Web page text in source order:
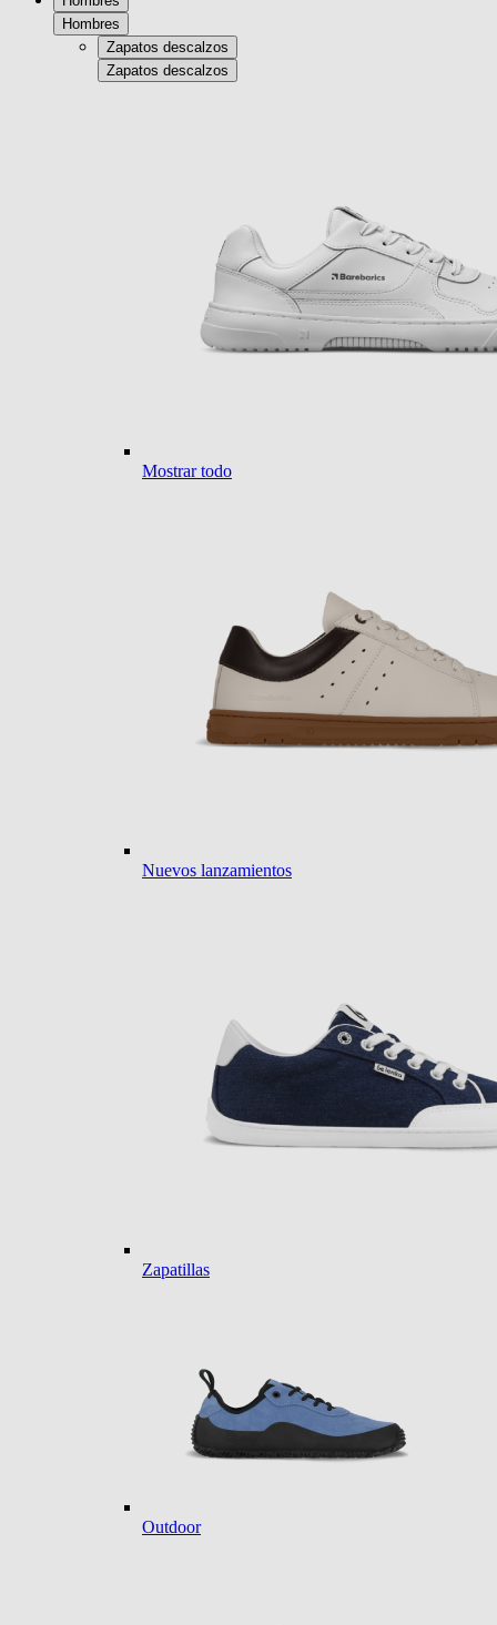
Hombres
Zapatos descalzos
Zapatos descalzos
Mostrar todo
Nuevos lanzamientos
Zapatillas
Outdoor